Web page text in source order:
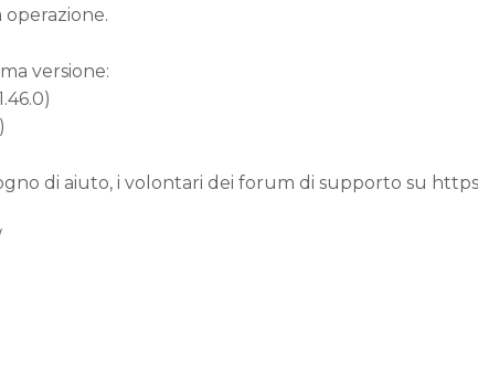
versione:
di aiuto, i volontari dei forum di supporto su